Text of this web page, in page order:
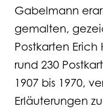
Gabelmann
gemalten,
Postkarten Erich
rund 230
1907 bis 1970,
Erläuterungen